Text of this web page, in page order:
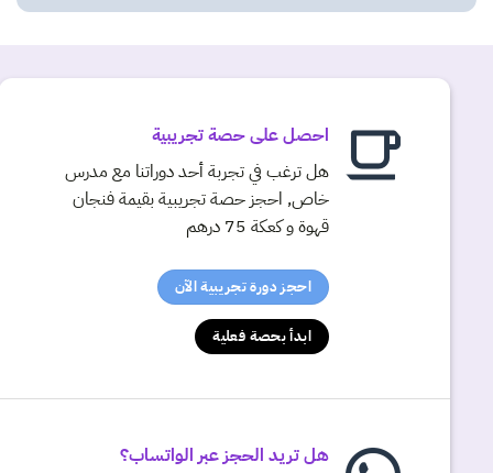
احصل على حصة تجريبية
هل ترغب في تجربة أحد دوراتنا مع مدرس
خاص, احجز حصة تجريبية بقيمة فنجان
قهوة و كعكة 75 درهم
احجز دورة تجريبية الآن
ابدأ بحصة فعلية
هل تريد الحجز عبر الواتساب؟